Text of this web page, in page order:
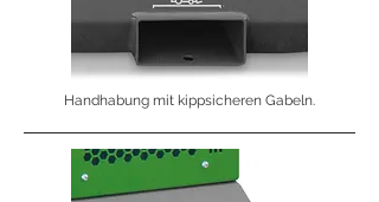
Handhabung mit kippsicheren Gabeln.